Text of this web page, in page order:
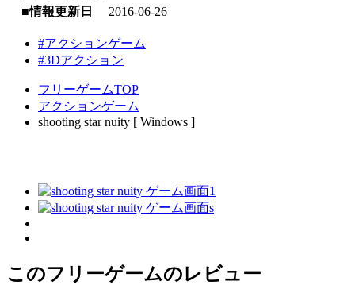
■情報更新日
2016-06-26
#アクションゲーム
#3Dアクション
フリーゲームTOP
アクションゲーム
shooting star nuity [ Windows ]
このフリーゲームのレビュー